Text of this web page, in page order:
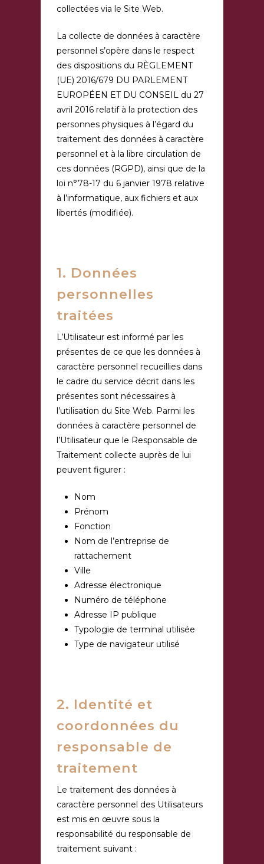
collectées via le Site Web.
La collecte de données à caractère
personnel s’opère dans le respect
des dispositions du RÈGLEMENT
(UE) 2016/679 DU PARLEMENT
EUROPÉEN ET DU CONSEIL du 27
avril 2016 relatif à la protection des
personnes physiques à l’égard du
traitement des données à caractère
personnel et à la libre circulation de
ces données (RGPD), ainsi que de la
loi n°78-17 du 6 janvier 1978 relative
à l’informatique, aux fichiers et aux
libertés (modifiée).
1. Données
personnelles
traitées
L’Utilisateur est informé par les
présentes de ce que les données à
caractère personnel recueillies dans
le cadre du service décrit dans les
présentes sont nécessaires à
l’utilisation du Site Web. Parmi les
données à caractère personnel de
l’Utilisateur que le Responsable de
Traitement collecte auprès de lui
peuvent figurer :
Nom
Prénom
Fonction
Nom de l’entreprise de
rattachement
Ville
Adresse électronique
Numéro de téléphone
Adresse IP publique
Typologie de terminal utilisée
Type de navigateur utilisé
2. Identité et
coordonnées du
responsable de
traitement
Le traitement des données à
caractère personnel des Utilisateurs
est mis en œuvre sous la
responsabilité du responsable de
traitement suivant :